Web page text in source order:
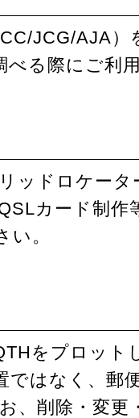
JCG/AJA
べる際にご利
ッドロケー
カード制
い。
をプロット
ではなく、郵
、削除・変更